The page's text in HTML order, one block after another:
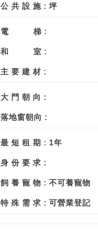
公 共 設 施 : 坪
電 梯 :
和 室 :
主 要 建 材 :
大 門 朝 向 :
落地窗朝向 :
最 短 租 期 : 1年
身 份 要 求 :
飼 養 寵 物 : 不可養寵物
特 殊 需 求 : 可營業登記